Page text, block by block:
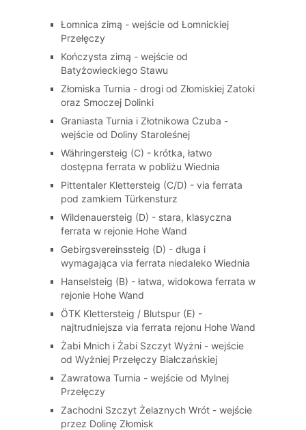
Łomnica zimą - wejście od Łomnickiej
Przełęczy
Kończysta zimą - wejście od
Batyżowieckiego Stawu
Złomiska Turnia - drogi od Złomiskiej Zatoki
oraz Smoczej Dolinki
Graniasta Turnia i Złotnikowa Czuba -
wejście od Doliny Staroleśnej
Währingersteig (C) - krótka, łatwo
dostępna ferrata w pobliżu Wiednia
Pittentaler Klettersteig (C/D) - via ferrata
pod zamkiem Türkensturz
Wildenauersteig (D) - stara, klasyczna
ferrata w rejonie Hohe Wand
Gebirgsvereinssteig (D) - długa i
wymagająca via ferrata niedaleko Wiednia
Hanselsteig (B) - łatwa, widokowa ferrata w
rejonie Hohe Wand
ÖTK Klettersteig / Blutspur (E) -
najtrudniejsza via ferrata rejonu Hohe Wand
Żabi Mnich i Żabi Szczyt Wyżni - wejście
od Wyżniej Przełęczy Białczańskiej
Zawratowa Turnia - wejście od Mylnej
Przełęczy
Zachodni Szczyt Żelaznych Wrót - wejście
przez Dolinę Złomisk